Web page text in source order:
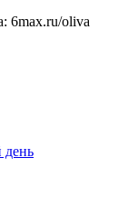
6max.ru/oliva
день